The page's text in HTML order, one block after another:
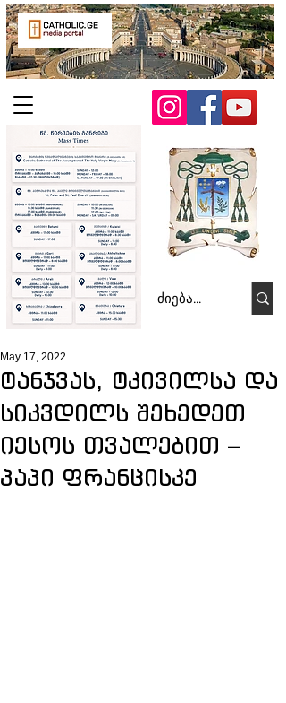
ტანჯვას, ტკივილსა და
სიკვდილს შეხედეთ
იესოს თვალებით –
პაპი ფრანცისკე
May 17, 2022